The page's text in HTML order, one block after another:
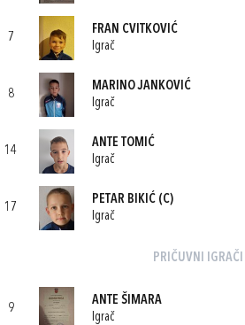
7
FRAN CVITKOVIĆ
Igrač
8
MARINO JANKOVIĆ
Igrač
14
ANTE TOMIĆ
Igrač
17
PETAR BIKIĆ (C)
Igrač
PRIČUVNI IGRAČI
9
ANTE ŠIMARA
Igrač